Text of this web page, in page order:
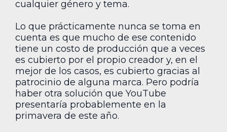
cualquier género y tema.
Lo que prácticamente nunca se toma en
cuenta es que mucho de ese contenido
tiene un costo de producción que a veces
es cubierto por el propio creador y, en el
mejor de los casos, es cubierto gracias al
patrocinio de alguna marca. Pero podría
haber otra solución que YouTube
presentaría probablemente en la
primavera de este año.